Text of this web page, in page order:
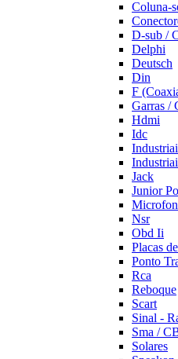
Coluna-
D-sub /
Delphi
Deutsch
Din
F
Garras /
Hdmi
Idc
Jack
Junior
Nsr
Obd Ii
Placas
Ponto
Rca
Reboque
Scart
Sinal -
Sma /
Solares